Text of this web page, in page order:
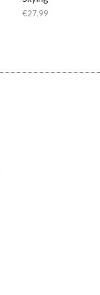
€27,99